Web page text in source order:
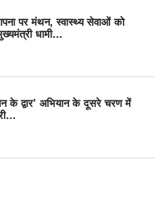
पर मंथन, स्वास्थ्य सेवाओं को
धामी…
द्वार’ अभियान के दूसरे चरण में